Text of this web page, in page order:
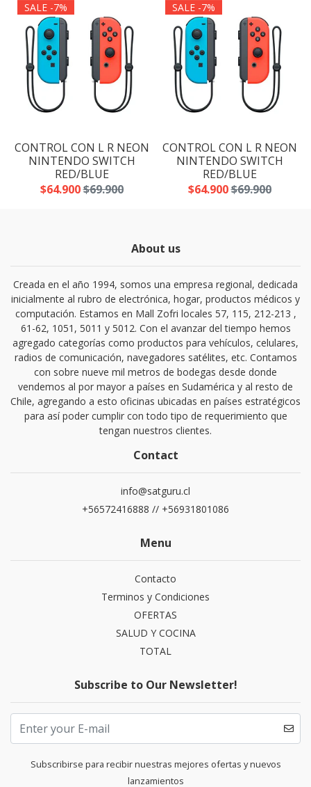
SALE -7%
CONTROL CON L R NEON
NINTENDO SWITCH
RED/BLUE
$64.900$69.900
SALE -7%
CONTROL CON L R NEON
NINTENDO SWITCH
RED/BLUE
$64.900$69.900
About us
Creada en el año 1994, somos una empresa regional, dedicada
inicialmente al rubro de electrónica, hogar, productos médicos y
computación. Estamos en Mall Zofri locales 57, 115, 212-213 ,
61-62, 1051, 5011 y 5012. Con el avanzar del tiempo hemos
agregado categorías como productos para vehículos, celulares,
radios de comunicación, navegadores satélites, etc. Contamos
con sobre nueve mil metros de bodegas desde donde
vendemos al por mayor a países en Sudamérica y al resto de
Chile, agregando a esto oficinas ubicadas en países estratégicos
para así poder cumplir con todo tipo de requerimiento que
tengan nuestros clientes.
Contact
info@satguru.cl
+56572416888 // +56931801086
Menu
Contacto
Terminos y Condiciones
OFERTAS
SALUD Y COCINA
TOTAL
Subscribe to Our Newsletter!
Subscribirse para recibir nuestras mejores ofertas y nuevos
lanzamientos